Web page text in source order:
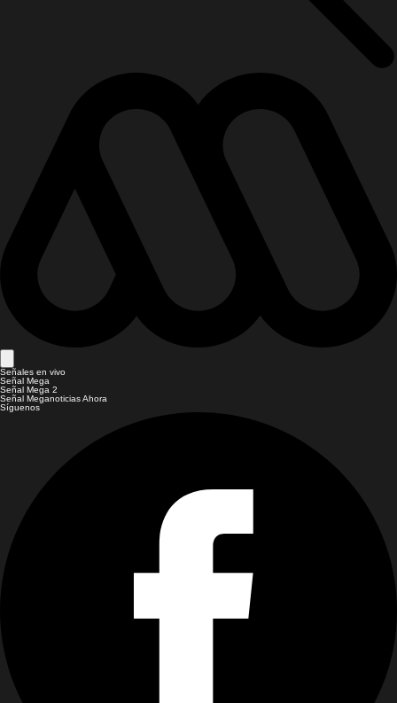
Señales en vivo
Señal Mega
Señal Mega 2
Señal Meganoticias Ahora
Síguenos